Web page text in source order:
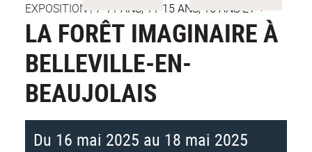
EXPOSITION | 7-11 ANS, 11-15 ANS, 15 ANS ET +
LA FORÊT IMAGINAIRE À
BELLEVILLE-EN-
BEAUJOLAIS
Du 16 mai 2025 au 18 mai 2025